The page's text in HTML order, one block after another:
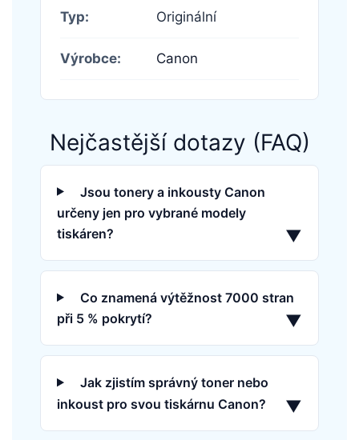
Typ: Originální
Výrobce: Canon
Nejčastější dotazy (FAQ)
Jsou tonery a inkousty Canon
určeny jen pro vybrané modely
tiskáren?
▼
Co znamená výtěžnost 7000 stran
při 5 % pokrytí?
▼
Jak zjistím správný toner nebo
inkoust pro svou tiskárnu Canon?
▼